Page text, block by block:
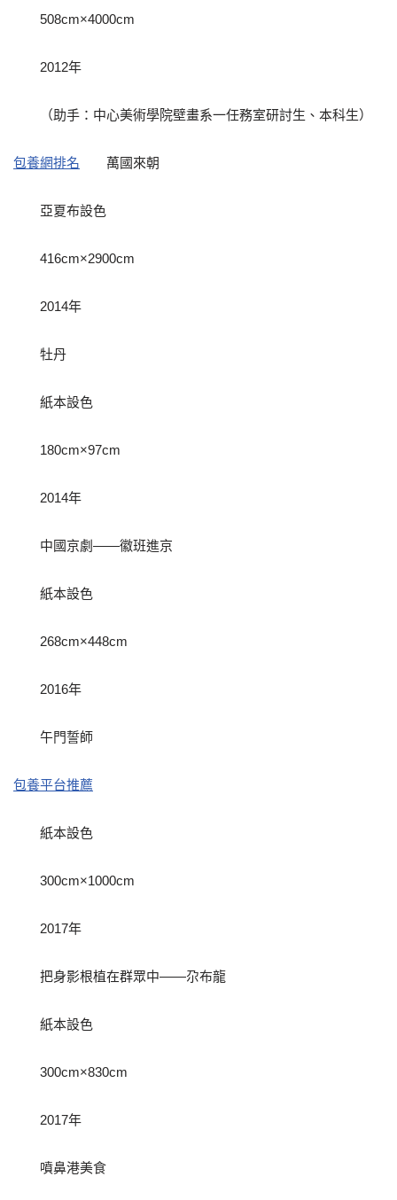
508cm×4000cm
2012年
（助手：中心美術學院壁畫系一任務室研討生、本科生）
包養網排名 萬國來朝
亞夏布設色
416cm×2900cm
2014年
牡丹
紙本設色
180cm×97cm
2014年
中國京劇——徽班進京
紙本設色
268cm×448cm
2016年
午門誓師
包養平台推薦
紙本設色
300cm×1000cm
2017年
把身影根植在群眾中——尕布龍
紙本設色
300cm×830cm
2017年
噴鼻港美食